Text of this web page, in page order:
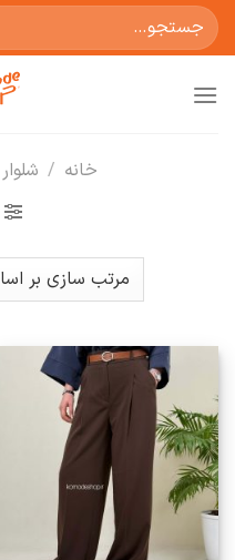
جستجو
برای:
خانه / شلوار